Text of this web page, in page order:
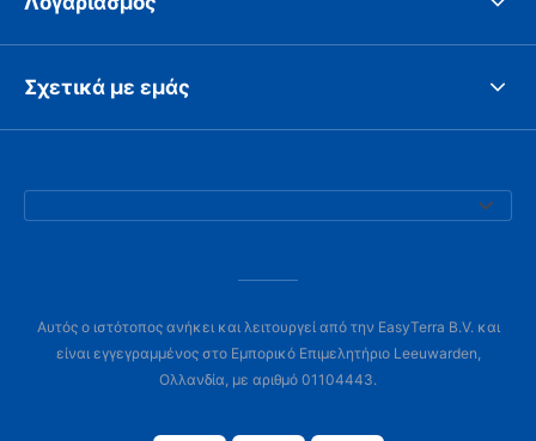
Σχετικά με εμάς
Αυτός ο ιστότοπος ανήκει και λειτουργεί από την EasyTerra B.V. και
είναι εγγεγραμμένος στο Εμπορικό Επιμελητήριο Leeuwarden,
Ολλανδία, με αριθμό 01104443.